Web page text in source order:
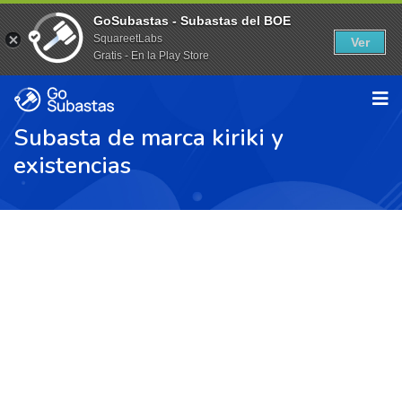
Subasta de marca kiriki y
existencias
GoSubastas - Subastas del BOE
SquareetLabs
Gratis - En la Play Store
Ver